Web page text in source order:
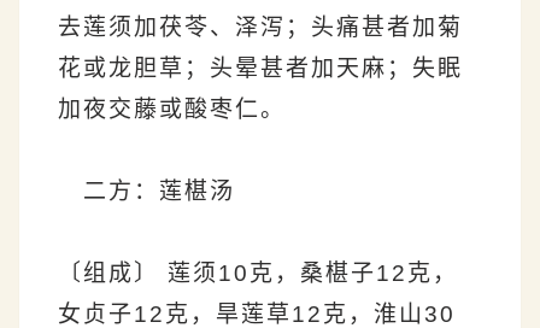
去莲须加茯苓、泽泻；头痛甚者加菊
花或龙胆草；头晕甚者加天麻；失眠
加夜交藤或酸枣仁。
二方：莲椹汤
〔组成〕 莲须10克，桑椹子12克，
女贞子12克，旱莲草12克，淮山30